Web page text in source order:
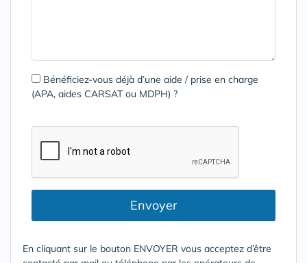
Bénéficiez-vous déjà d’une aide / prise en charge
(APA, aides CARSAT ou MDPH) ?
Envoyer
En cliquant sur le bouton ENVOYER vous acceptez d’être